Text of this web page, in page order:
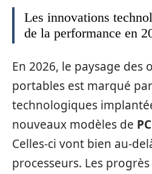
Les innovations
de la performance en
En 2026, le paysage des
portables est marqué
technologiques
nouveaux modèles de
Celles-ci vont bien au-
processeurs. Les